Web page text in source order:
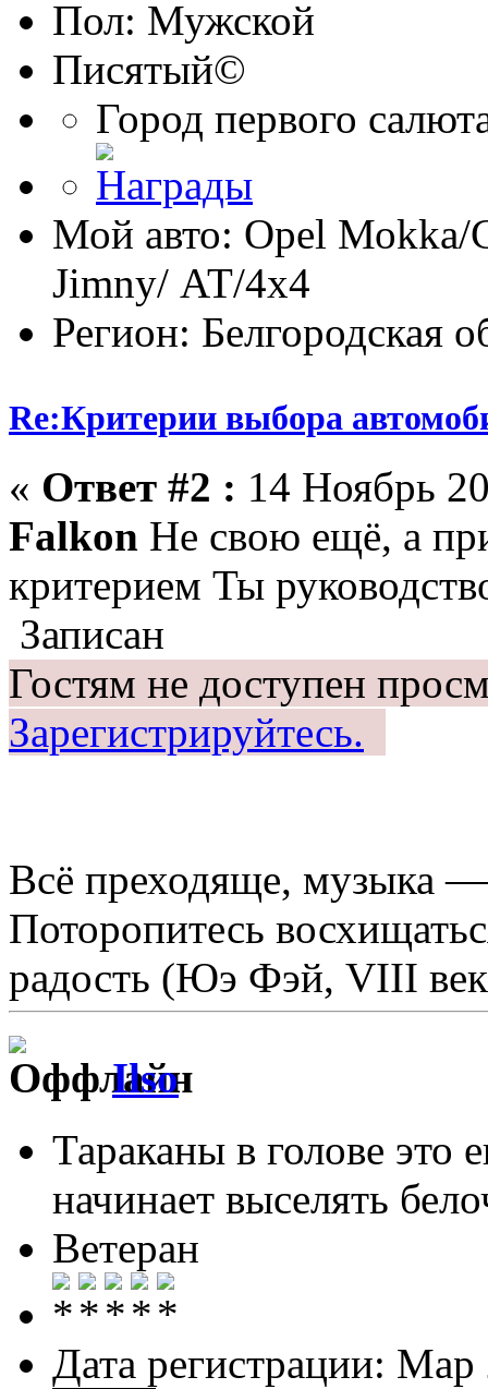
Пол:
Писятый©
Город первого
Мой авто: Opel Моkka/
Jimny/ АТ/4х4
Регион: Белгородская
Re:Критерии выбора
« Ответ #2 : 14 Ноябрь
Falkon Не свою ещё, а
критерием Ты
Записан
Гостям не доступен
Зарегистрируйтесь.
Всё преходяще, музыка
Поторопитесь
радость (Юэ Фэй, VIII
Ilso
Тараканы в голове это
начинает выселять
Ветеран
Дата регистрации: Мар